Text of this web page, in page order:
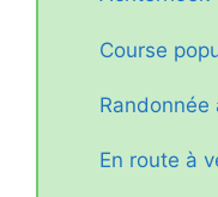
Course
Randonnée
En route à